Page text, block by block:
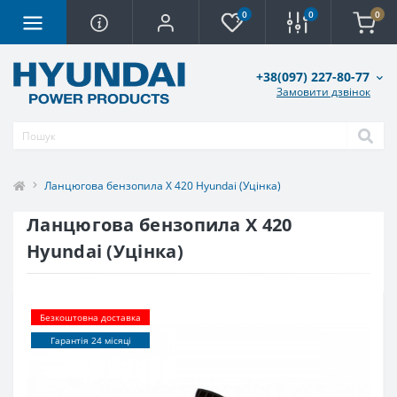
0 0 0
+38(097) 227-80-77
Замовити дзвінок
Ланцюгова бензопила X 420 Hyundai (Уцінка)
Ланцюгова бензопила X 420
Hyundai (Уцінка)
Безкоштовна доставка
Гарантія 24 місяці